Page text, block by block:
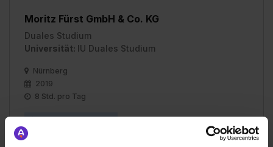
Moritz Fürst GmbH & Co. KG
Duales Studium
Universität: IU Duales Studium
Nürnberg
2019
8 Std. pro Tag
Noch in der Ausbildung